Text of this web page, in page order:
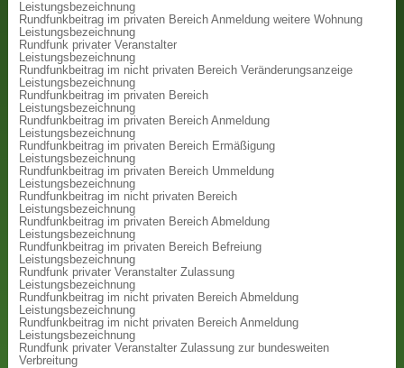
Leistungsbezeichnung
Rundfunkbeitrag im privaten Bereich Anmeldung weitere Wohnung
Leistungsbezeichnung
Rundfunk privater Veranstalter
Leistungsbezeichnung
Rundfunkbeitrag im nicht privaten Bereich Veränderungsanzeige
Leistungsbezeichnung
Rundfunkbeitrag im privaten Bereich
Leistungsbezeichnung
Rundfunkbeitrag im privaten Bereich Anmeldung
Leistungsbezeichnung
Rundfunkbeitrag im privaten Bereich Ermäßigung
Leistungsbezeichnung
Rundfunkbeitrag im privaten Bereich Ummeldung
Leistungsbezeichnung
Rundfunkbeitrag im nicht privaten Bereich
Leistungsbezeichnung
Rundfunkbeitrag im privaten Bereich Abmeldung
Leistungsbezeichnung
Rundfunkbeitrag im privaten Bereich Befreiung
Leistungsbezeichnung
Rundfunk privater Veranstalter Zulassung
Leistungsbezeichnung
Rundfunkbeitrag im nicht privaten Bereich Abmeldung
Leistungsbezeichnung
Rundfunkbeitrag im nicht privaten Bereich Anmeldung
Leistungsbezeichnung
Rundfunk privater Veranstalter Zulassung zur bundesweiten
Verbreitung